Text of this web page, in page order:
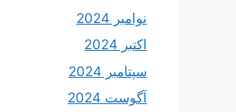
نوامبر 2024
اکتبر 2024
سپتامبر 2024
آگوست 2024